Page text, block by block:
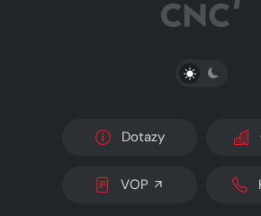
Dotazy
VOP